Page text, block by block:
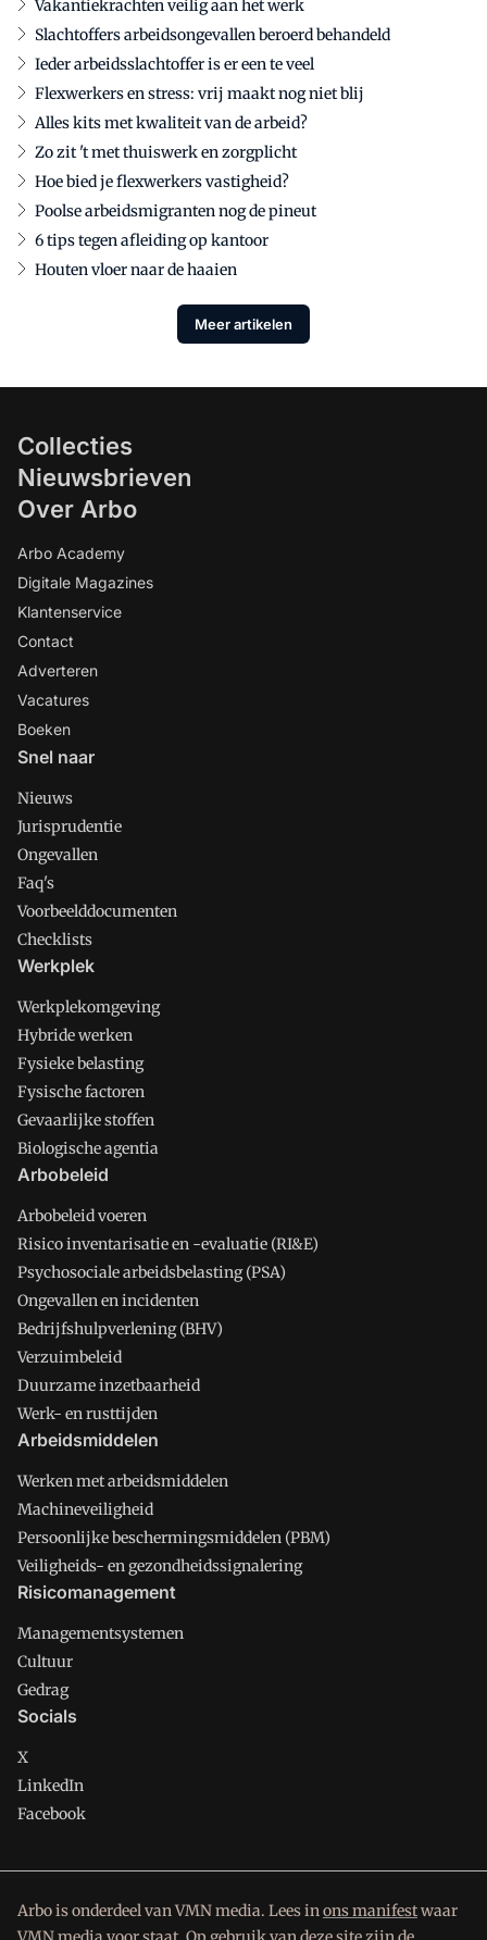
Vakantiekrachten veilig aan het werk
Slachtoffers arbeidsongevallen beroerd behandeld
Ieder arbeidsslachtoffer is er een te veel
Flexwerkers en stress: vrij maakt nog niet blij
Alles kits met kwaliteit van de arbeid?
Zo zit 't met thuiswerk en zorgplicht
Hoe bied je flexwerkers vastigheid?
Poolse arbeidsmigranten nog de pineut
6 tips tegen afleiding op kantoor
Houten vloer naar de haaien
Meer artikelen
Collecties
Nieuwsbrieven
Over Arbo
Arbo Academy
Digitale Magazines
Klantenservice
Contact
Adverteren
Vacatures
Boeken
Snel naar
Nieuws
Jurisprudentie
Ongevallen
Faq's
Voorbeelddocumenten
Checklists
Werkplek
Werkplekomgeving
Hybride werken
Fysieke belasting
Fysische factoren
Gevaarlijke stoffen
Biologische agentia
Arbobeleid
Arbobeleid voeren
Risico inventarisatie en -evaluatie (RI&E)
Psychosociale arbeidsbelasting (PSA)
Ongevallen en incidenten
Bedrijfshulpverlening (BHV)
Verzuimbeleid
Duurzame inzetbaarheid
Werk- en rusttijden
Arbeidsmiddelen
Werken met arbeidsmiddelen
Machineveiligheid
Persoonlijke beschermingsmiddelen (PBM)
Veiligheids- en gezondheidssignalering
Risicomanagement
Managementsystemen
Cultuur
Gedrag
Socials
X
LinkedIn
Facebook
Arbo is onderdeel van VMN media. Lees inons manifestwaar